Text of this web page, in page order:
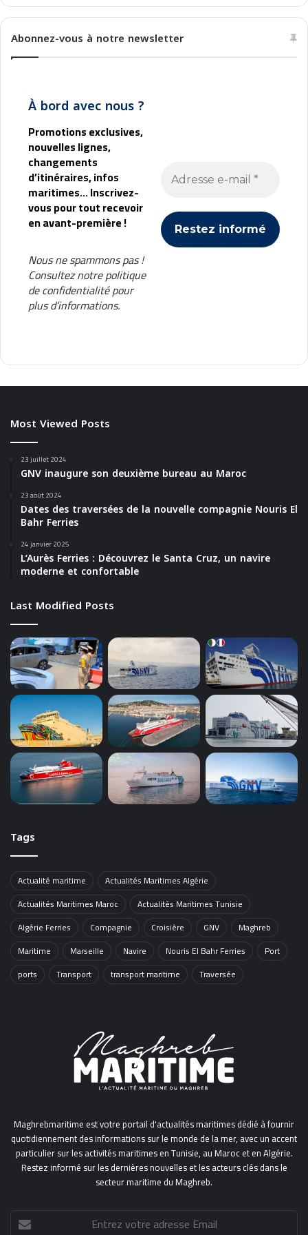
Abonnez-vous à notre newsletter
À bord avec nous ?
Promotions exclusives,
nouvelles lignes,
changements
d’itinéraires, infos
maritimes... Inscrivez-
vous pour tout recevoir
en avant-première !
Nous ne spammons pas !
Consultez notrepolitique
de confidentialitépour
plus d’informations.
Most Viewed Posts
23 juillet 2024
GNV inaugure son deuxième bureau au Maroc
23 août 2024
Dates des traversées de la nouvelle compagnie Nouris El
Bahr Ferries
24 janvier 2025
L’Aurès Ferries : Découvrez le Santa Cruz, un navire
moderne et confortable
Last Modified Posts
Tags
Actualité maritime
Actualités Maritimes Algérie
Actualités Maritimes Maroc
Actualités Maritimes Tunisie
Algérie Ferries
Compagnie Croisière GNV
Maghreb
Maritime
Marseille Navire Nouris El Bahr Ferries
Port
ports
Transport transport maritime Traversée
Maghrebmaritime est votre portail d'actualités maritimes dédié à fournir
quotidiennement des informations sur le monde de la mer, avec un accent
particulier sur les activités maritimes en Tunisie, au Maroc et en Algérie.
Restez informé sur les dernières nouvelles et les acteurs clés dans le
secteur maritime du Maghreb.
Entrez